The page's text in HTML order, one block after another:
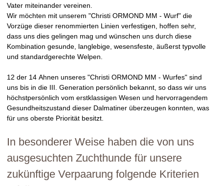
Vater miteinander vereinen.
Wir möchten mit unserem "Christi ORMOND MM - Wurf" die
Vorzüge dieser renommierten Linien verfestigen, hoffen sehr,
dass uns dies gelingen mag und wünschen uns durch diese
Kombination gesunde, langlebige, wesensfeste, äußerst typvolle
und standardgerechte Welpen.
12 der 14 Ahnen unseres "Christi ORMOND MM - Wurfes" sind
uns bis in die III. Generation persönlich bekannt, so dass wir uns
höchstpersönlich vom erstklassigen Wesen und hervorragendem
Gesundheitszustand dieser Dalmatiner überzeugen konnten, was
für uns oberste Priorität besitzt.
In besonderer Weise haben die von uns
ausgesuchten Zuchthunde für unsere
zukünftige Verpaarung folgende Kriterien